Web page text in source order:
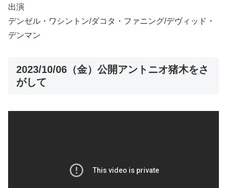
出演
デンゼル・ワシントン/ダコタ・ファニング/デヴィッド・
デンマン
2023/10/06（金）公開アントニオ猪木をさ
がして